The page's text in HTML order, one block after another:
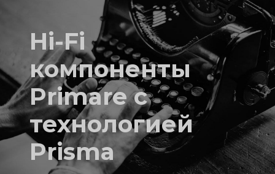
Hi-Fi
компоненты
Primare c
технологией
Prisma